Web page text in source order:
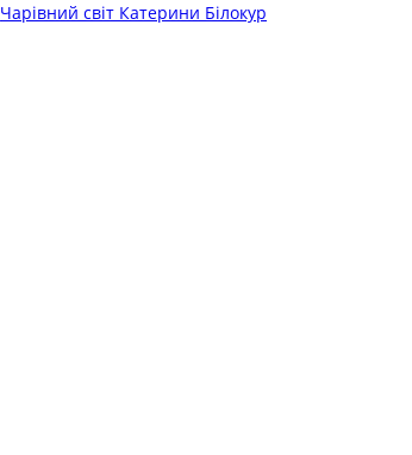
Чарівний світ Катерини Білокур